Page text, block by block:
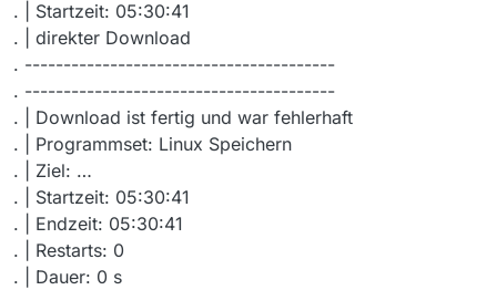
. | Startzeit: 05:30:41
. | direkter Download
. ----------------------------------------
. ----------------------------------------
. | Download ist fertig und war fehlerhaft
. | Programmset: Linux Speichern
. | Ziel: …
. | Startzeit: 05:30:41
. | Endzeit: 05:30:41
. | Restarts: 0
. | Dauer: 0 s